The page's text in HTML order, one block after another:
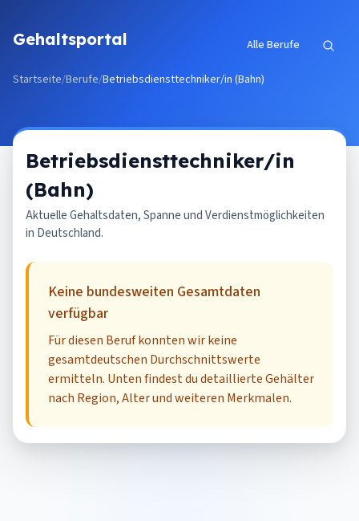
Gehaltsportal Alle Berufe
Startseite/Berufe/Betriebsdiensttechniker/in (Bahn)
Betriebsdiensttechniker/in
(Bahn)
Aktuelle Gehaltsdaten, Spanne und Verdienstmöglichkeiten
in Deutschland.
Keine bundesweiten Gesamtdaten
verfügbar
Für diesen Beruf konnten wir keine
gesamtdeutschen Durchschnittswerte
ermitteln. Unten findest du detaillierte Gehälter
nach Region, Alter und weiteren Merkmalen.